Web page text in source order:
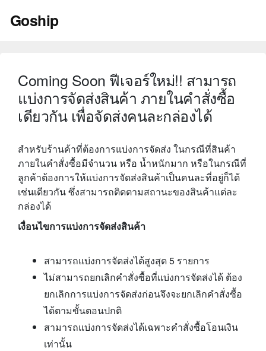
Goship
Coming Soon ฟีเจอร์ใหม่!! สามารถ
แบ่งการจัดส่งสินค้า ภายในคำสั่งซื้อ
เดียวกัน เพื่อจัดส่งคนละกล่องได้
สำหรับร้านค้าที่ต้องการแบ่งการจัดส่ง ในกรณีที่สินค้า
ภายในคำสั่งซื้อมีจำนวน หรือ น้ำหนักมาก หรือในกรณีที่
ลูกค้าต้องการให้แบ่งการจัดส่งสินค้าเป็นคนละที่อยู่ก็ได้
เช่นเดียวกัน ซึ่งสามารถติดตามสถานะของสินค้าแต่ละ
กล่องได้
เงื่อนไขการแบ่งการจัดส่งสินค้า
สามารถแบ่งการจัดส่งได้สูงสุด 5 รายการ
ไม่สามารถยกเลิกคำสั่งซื้อที่แบ่งการจัดส่งได้ ต้อง
ยกเลิกการแบ่งการจัดส่งก่อนจึงจะยกเลิกคำสั่งซื้อ
ได้ตามขั้นตอนปกติ
สามารถแบ่งการจัดส่งได้เฉพาะคำสั่งซื้อโอนเงิน
เท่านั้น